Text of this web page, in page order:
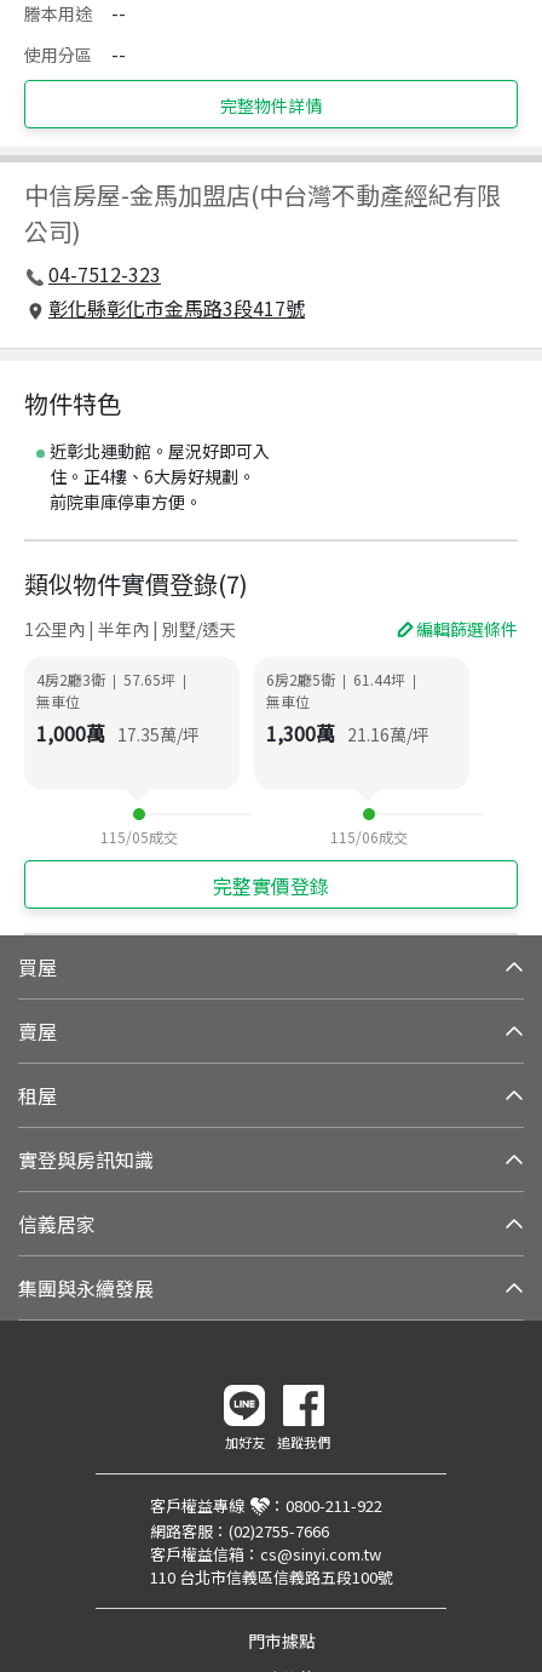
謄本用途
--
使用分區
--
完整物件詳情
中信房屋-金馬加盟店(中台灣不動產經紀有限
公司)
04-7512-323
彰化縣彰化市金馬路3段417號
物件特色
近彰北運動館。屋況好即可入
住。正4樓、6大房好規劃。
前院車庫停車方便。
類似物件實價登錄(7)
1公里內 | 半年內 | 別墅/透天 編輯篩選條件
4房2廳3衛 | 57.65坪 |
無車位
1,000萬 17.35萬/坪
115/05成交
6房2廳5衛 | 61.44坪 |
無車位
1,300萬 21.16萬/坪
115/06成交
完整實價登錄
買屋
賣屋
租屋
實登與房訊知識
信義居家
集團與永續發展
加好友 追蹤我們
客戶權益專線 ： 0800-211-922
網路客服： (02)2755-7666
客戶權益信箱： cs@sinyi.com.tw
110 台北市信義區信義路五段100號
門市據點